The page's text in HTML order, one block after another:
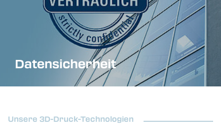
Datensicherheit
Unsere 3D-Druck-Technologien